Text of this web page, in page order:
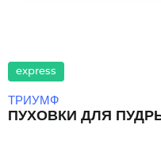
express
ТРИУМФ
ПУХОВКИ ДЛЯ